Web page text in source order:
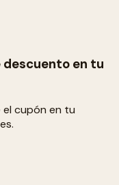
descuento en tu
cupón en tu